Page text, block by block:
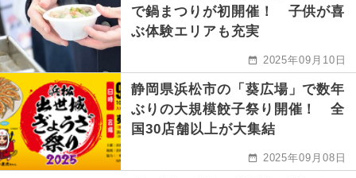
で鍋まつりが初開催！ 子供が喜
ぶ体験エリアも充実
2025年09月10日
静岡県浜松市の「葵広場」で数年
ぶりの大規模餃子祭り開催！ 全
国30店舗以上が大集結
2025年09月08日